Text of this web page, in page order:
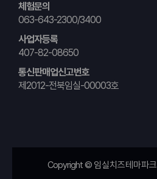
체험문의
063-643-2300/3400
사업자등록
407-82-08650
통신판매업신고번호
제2012-전북임실-00003호
Copyright © 임실치즈테마파크